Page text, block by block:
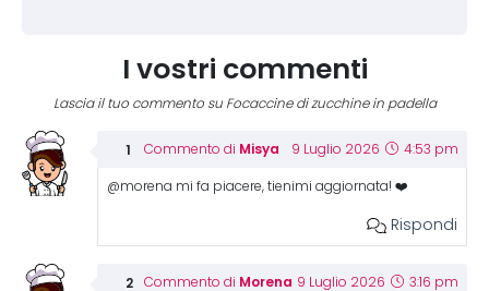
I vostri commenti
Lascia il tuo commento su Focaccine di zucchine in padella
Commento di Misya 9 Luglio 2026 4:53 pm
@morena mi fa piacere, tienimi aggiornata! ❤️
Rispondi
Commento di Morena 9 Luglio 2026 3:16 pm